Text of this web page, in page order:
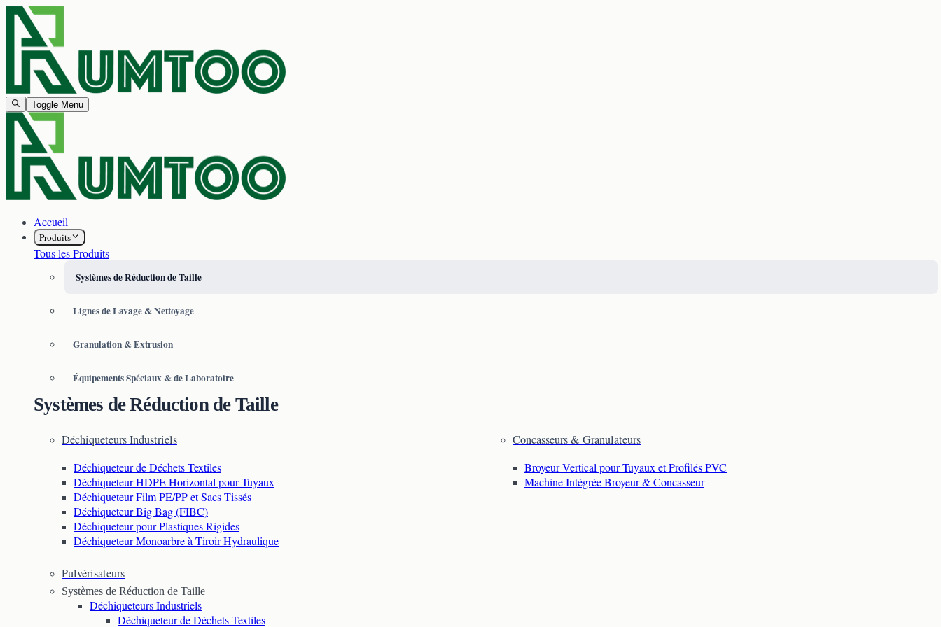
Toggle Menu
Accueil
Produits
Tous les Produits
Systèmes de Réduction de Taille
Lignes de Lavage & Nettoyage
Granulation & Extrusion
Équipements Spéciaux & de Laboratoire
Systèmes de Réduction de Taille
Déchiqueteurs Industriels
Déchiqueteur de Déchets Textiles
Déchiqueteur HDPE Horizontal pour Tuyaux
Déchiqueteur Film PE/PP et Sacs Tissés
Déchiqueteur Big Bag (FIBC)
Déchiqueteur pour Plastiques Rigides
Déchiqueteur Monoarbre à Tiroir Hydraulique
Concasseurs & Granulateurs
Broyeur Vertical pour Tuyaux et Profilés PVC
Machine Intégrée Broyeur & Concasseur
Pulvérisateurs
Systèmes de Réduction de Taille
Déchiqueteurs Industriels
Déchiqueteur de Déchets Textiles